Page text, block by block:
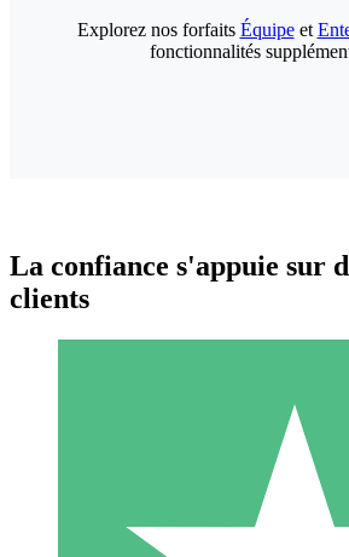
Packs de Crédits
Payez à l'utilisation avec des crédits de
Explorez nos forfaits Équipeet
fonctionnalités
La confiance s'appuie sur
clients